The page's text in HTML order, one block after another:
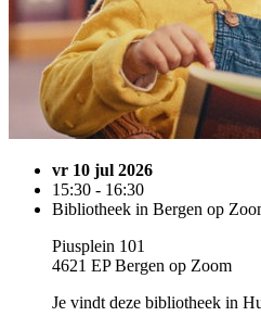
vr 10 jul 2026
15:30 - 16:30
Bibliotheek in Bergen op
Piusplein 101
4621 EP Bergen op Zoom
Je vindt deze bibliotheek in